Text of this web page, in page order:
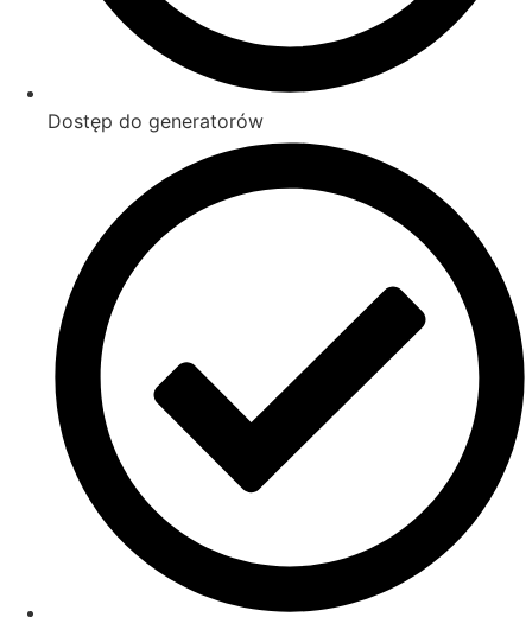
Dostęp do generatorów